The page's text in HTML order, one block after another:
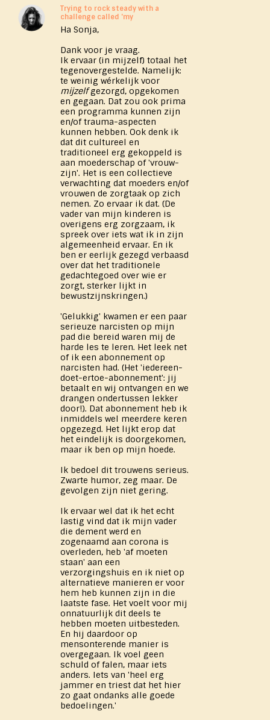
Trying to rock steady with a
challenge called 'my
Ha Sonja,
Dank voor je vraag.
Ik ervaar (in mijzelf) totaal het
tegenovergestelde. Namelijk:
te weinig wérkelijk voor
mijzelfgezorgd, opgekomen
en gegaan. Dat zou ook prima
een programma kunnen zijn
en/of trauma-aspecten
kunnen hebben. Ook denk ik
dat dit cultureel en
traditioneel erg gekoppeld is
aan moederschap of 'vrouw-
zijn'. Het is een collectieve
verwachting dat moeders en/of
vrouwen de zorgtaak op zich
nemen. Zo ervaar ik dat. (De
vader van mijn kinderen is
overigens erg zorgzaam, ik
spreek over iets wat ik in zijn
algemeenheid ervaar. En ik
ben er eerlijk gezegd verbaasd
over dat het traditionele
gedachtegoed over wie er
zorgt, sterker lijkt in
bewustzijnskringen.)
'Gelukkig' kwamen er een paar
serieuze narcisten op mijn
pad die bereid waren mij de
harde les te leren. Het leek net
of ik een abonnement op
narcisten had. (Het 'iedereen-
doet-ertoe-abonnement': jij
betaalt en wij ontvangen en we
drangen ondertussen lekker
door!). Dat abonnement heb ik
inmiddels wel meerdere keren
opgezegd. Het lijkt erop dat
het eindelijk is doorgekomen,
maar ik ben op mijn hoede.
Ik bedoel dit trouwens serieus.
Zwarte humor, zeg maar. De
gevolgen zijn niet gering.
Ik ervaar wel dat ik het echt
lastig vind dat ik mijn vader
die dement werd en
zogenaamd aan corona is
overleden, heb 'af moeten
staan' aan een
verzorgingshuis en ik niet op
alternatieve manieren er voor
hem heb kunnen zijn in die
laatste fase. Het voelt voor mij
onnatuurlijk dit deels te
hebben moeten uitbesteden.
En hij daardoor op
mensonterende manier is
overgegaan. Ik voel geen
schuld of falen, maar iets
anders. Iets van 'heel erg
jammer en triest dat het hier
zo gaat ondanks alle goede
bedoelingen.'